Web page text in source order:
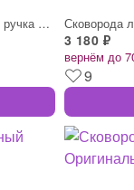
Сковорода литая 26см съемная ручка Черны
3 180 ₽
вернём до
9